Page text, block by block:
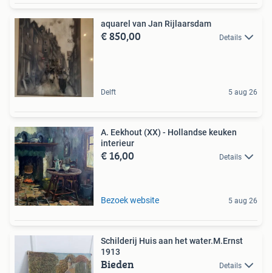
aquarel van Jan Rijlaarsdam
€ 850,00 Details
Delft 5 aug 26
A. Eekhout (XX) - Hollandse keuken
interieur
€ 16,00 Details
Bezoek website 5 aug 26
Schilderij Huis aan het water.M.Ernst
1913
Bieden Details